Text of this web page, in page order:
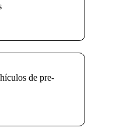
de pre-